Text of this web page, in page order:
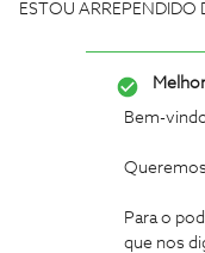
ESTOU ARREPENDIDO
Bem-
Para o
que nos